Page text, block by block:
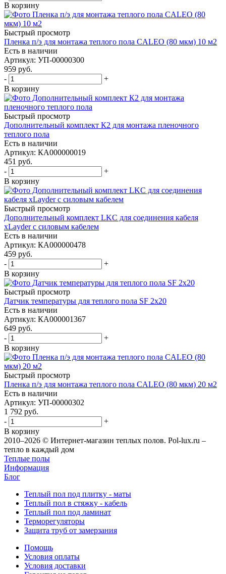
В корзину
Быстрый просмотр
Пленка п/э для монтажа теплого пола CALEO (80 мкм) 10 м2
Есть в наличии
Артикул: УП-00000300
959 руб.
-
+
В корзину
Быстрый просмотр
Дополнительный комплект К2 для монтажа пленочного
теплого пола
Есть в наличии
Артикул: КА000000019
451 руб.
-
+
В корзину
Быстрый просмотр
Дополнительный комплект LKC для соединения кабеля
xLayder с силовым кабелем
Есть в наличии
Артикул: КА000000478
459 руб.
-
+
В корзину
Быстрый просмотр
Датчик температуры для теплого пола SF 2х20
Есть в наличии
Артикул: КА000001367
649 руб.
-
+
В корзину
Быстрый просмотр
Пленка п/э для монтажа теплого пола CALEO (80 мкм) 20 м2
Есть в наличии
Артикул: УП-00000302
1 792 руб.
-
+
В корзину
2010–2026 © Интернет-магазин теплых полов. Pol-lux.ru –
тепло в каждый дом
Теплые полы
Информация
Блог
Теплый пол под плитку - маты
Теплый пол в стяжку - кабель
Теплый пол под ламинат
Терморегуляторы
Защита труб от замерзания
Помощь
Условия оплаты
Условия доставки